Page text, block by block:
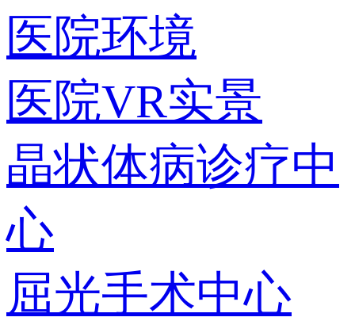
医院环境
医院VR实景
晶状体病诊疗中
心
屈光手术中心